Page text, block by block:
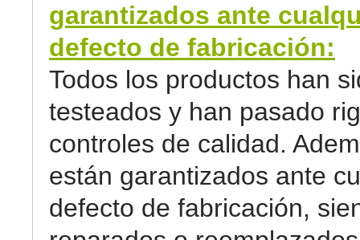
garantizados ante
defecto de fabricación:
Todos los productos han
testeados y han pasado
controles de calidad.
están garantizados ante
defecto de fabricación,